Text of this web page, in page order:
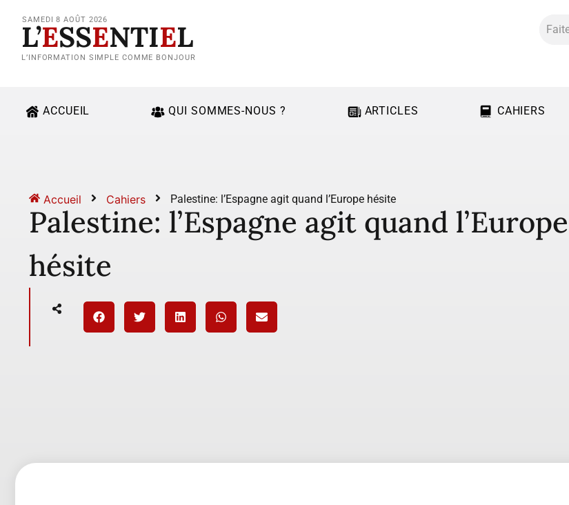
SAMEDI 8 AOÛT 2026
L’ESSENTIEL
L’INFORMATION SIMPLE COMME BONJOUR
ACCUEIL QUI SOMMES-NOUS ? ARTICLES CAHIERS
Accueil Cahiers Palestine: l’Espagne agit quand l’Europe hésite
Palestine: l’Espagne agit quand l’Europe
hésite